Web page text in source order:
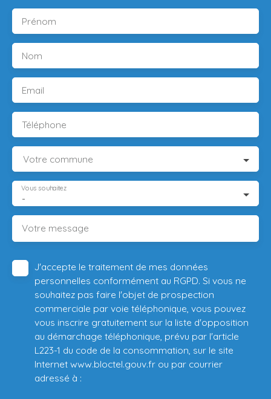
Prénom
Nom
Email
Téléphone
Votre commune
-
Vous souhaitez
Votre message
J'accepte le traitement de mes données
personnelles conformément au RGPD. Si vous ne
souhaitez pas faire l'objet de prospection
commerciale par voie téléphonique, vous pouvez
vous inscrire gratuitement sur la liste d'opposition
au démarchage téléphonique, prévu par l'article
L223-1 du code de la consommation, sur le site
Internet www.bloctel.gouv.fr ou par courrier
adressé à :